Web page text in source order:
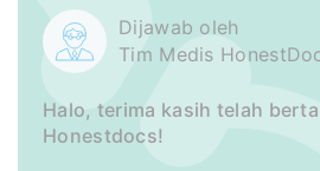
Dijawab oleh
Tim Medis
Halo, terima kasih telah
Honestdocs!